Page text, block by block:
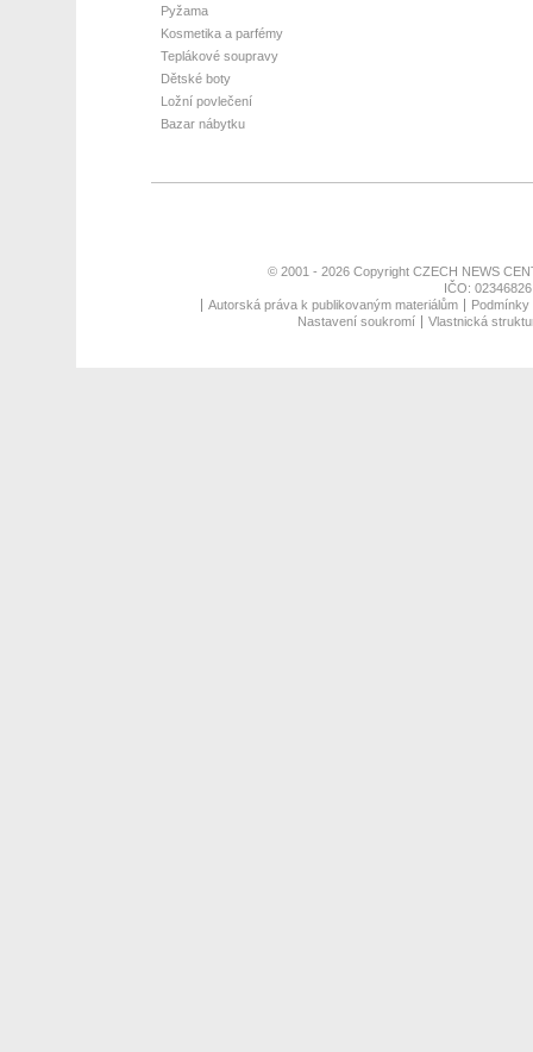
Pyžama
Kosmetika a parfémy
Teplákové soupravy
Dětské boty
Ložní povlečení
Bazar nábytku
© 2001 - 2026 Copyright CZECH NEWS
IČO:
Autorská práva k publikovaným materiálům
Nastavení soukromí
Vlastnická